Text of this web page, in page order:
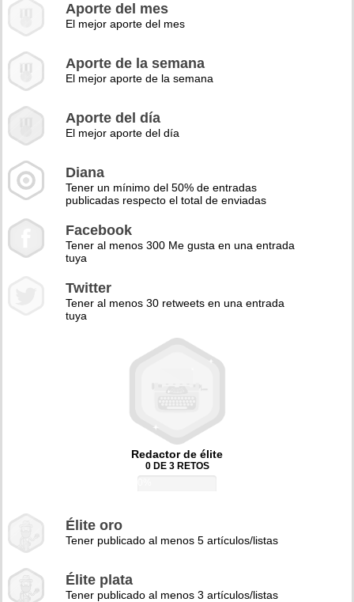
Aporte del mes
El mejor aporte del mes
Aporte de la semana
El mejor aporte de la semana
Aporte del día
El mejor aporte del día
Diana
Tener un mínimo del 50% de entradas
publicadas respecto el total de enviadas
Facebook
Tener al menos 300 Me gusta en una entrada
tuya
Twitter
Tener al menos 30 retweets en una entrada
tuya
Redactor de élite
0 DE 3 RETOS
Élite oro
Tener publicado al menos 5 artículos/listas
Élite plata
Tener publicado al menos 3 artículos/listas